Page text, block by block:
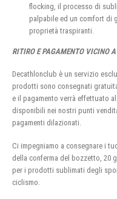
flocking, il processo di
palpabile ed un comfort di
proprietà traspiranti.
RITIRO E PAGAMENTO VICINO
Decathlonclub è un servizio
prodotti sono consegnati
e il pagamento verrà effettuato
disponibili nei nostri punti
pagamenti dilazionati.
Ci impegniamo a consegnare i
della conferma del bozzetto, 20
per i prodotti sublimati degli
ciclismo.